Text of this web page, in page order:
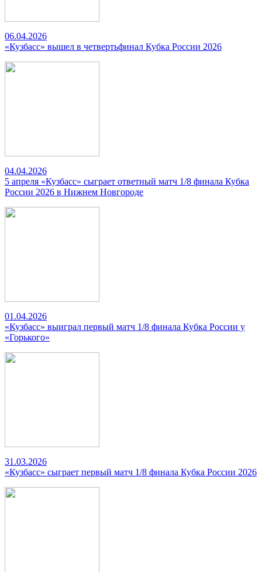
06.04.2026
«Кузбасс» вышел в четвертьфинал Кубка России 2026
04.04.2026
5 апреля «Кузбасс» сыграет ответный матч 1/8 финала Кубка
России 2026 в Нижнем Новгороде
01.04.2026
«Кузбасс» выиграл первый матч 1/8 финала Кубка России у
«Горького»
31.03.2026
«Кузбасс» сыграет первый матч 1/8 финала Кубка России 2026